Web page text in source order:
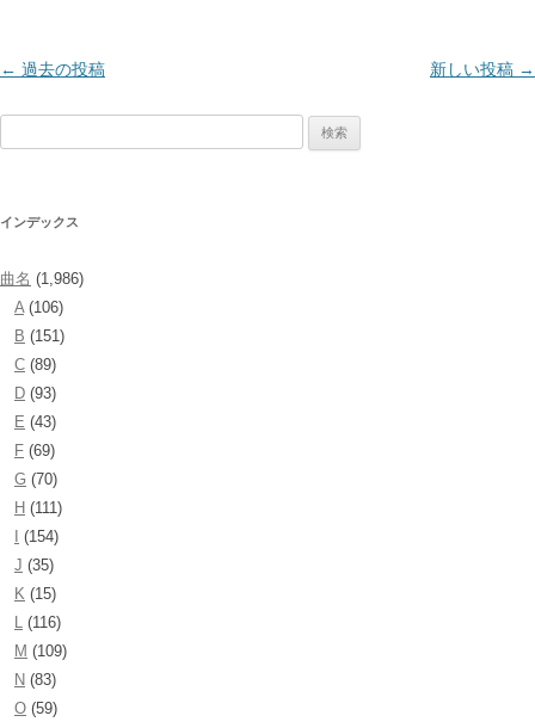
投
シ
ョ
← 過去の投稿 新しい投稿 →
インデックス
曲名 (1,986)
A(106)
B (151)
C (89)
D (93)
E (43)
F (69)
G (70)
H (111)
(154)
J (35)
K (15)
L (116)
M (109)
N (83)
O (59)